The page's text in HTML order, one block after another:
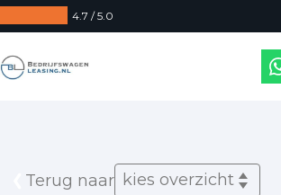
4.7 / 5.0
Terug naar kies overzicht